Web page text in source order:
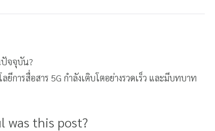
ปัจจุบัน?
ารสื่อสาร 5G กำลังเติบโตอย่างรวดเร็ว และมีบทบาท
was this post?